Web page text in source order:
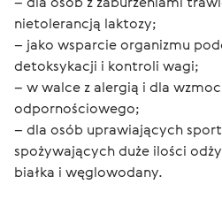
nietolerancją laktozy;
– jako wsparcie organizmu
detoksykacji i kontroli wagi;
– w walce z alergią i dla
odpornościowego;
– dla osób uprawiających
spożywających duże ilości
białka i węglowodany.